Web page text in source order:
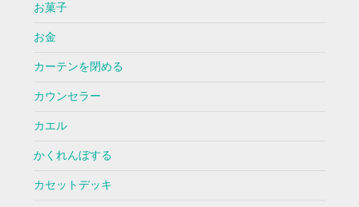
お菓子
お金
カーテンを閉める
カウンセラー
カエル
かくれんぼする
カセットデッキ